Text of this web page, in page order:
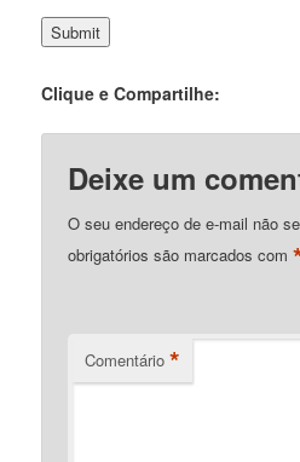
Clique e Compartilhe:
Deixe um
O seu endereço de e-mail não
obrigatórios são marcados com
Comentário *